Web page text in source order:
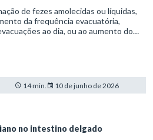
de fezes amolecidas ou líquidas,
da frequência evacuatória,
ao dia, ou ao aumento do
14 min. 10 de junho de 2026
no intestino delgado